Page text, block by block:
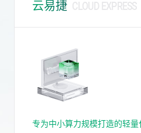
云易捷
专为中小算力规模打造的轻量